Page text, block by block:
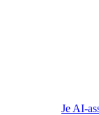
Je AI-